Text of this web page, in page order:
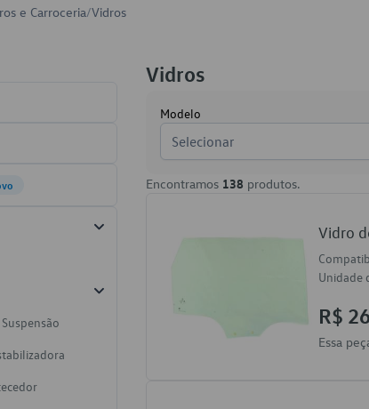
e Carroceria/Vidros
Vidros
Modelo
Selecionar
Encontramos 138 produtos.
Vidro
Unidade
R$
Essa